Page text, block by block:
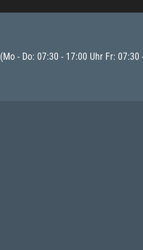
(Mo - Do: 07:30 - 17:00 Uhr Fr: 07:30